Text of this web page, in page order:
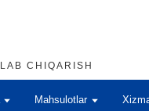
CHIQARISH
Mahsulotlar